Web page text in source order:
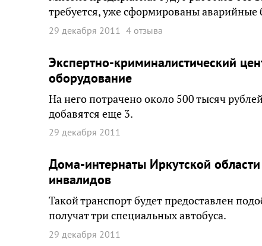
требуется, уже сформированы аварийные
29 декабря 2011 4 отзыва
Экспертно-криминалистический
оборудование
На него потрачено около 500 тысяч
добавятся еще 3.
29 декабря 2011
Дома-интернаты Иркутской
инвалидов
Такой транспорт будет предоставлен
получат три специальных автобуса.
29 декабря 2011